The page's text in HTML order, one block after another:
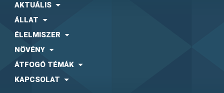
AKTUÁLIS
ÁLLAT
ÉLELMISZER
NÖVÉNY
ÁTFOGÓ TÉMÁK
KAPCSOLAT